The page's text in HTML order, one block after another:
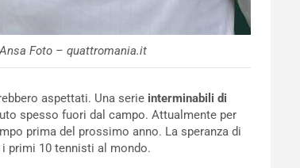
Foto – quattromania.it
aspettati. Una serie interminabili di
spesso fuori dal campo. Attualmente per
prima del prossimo anno. La speranza di
primi 10 tennisti al mondo.